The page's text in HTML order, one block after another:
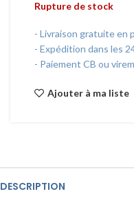
Rupture de stock
- Livraison gratuite en
- Expédition dans les
- Paiement CB ou
Ajouter à ma liste
DESCRIPTION